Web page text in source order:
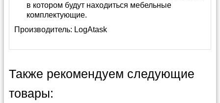
в котором будут находиться мебельные
комплектующие.
Производитель: LogAtask
Также рекомендуем следующие
товары: